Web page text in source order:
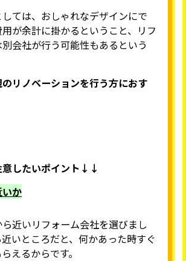
ては、おしゃれなデザインにで
が余計に掛かるということ、リフ
会社が行う可能性もあるという
リノベーションを行う方におす
意したいポイント↓↓
か
近いリフォーム会社を選びまし
いところだと、何かあった時すぐ
えるからです。